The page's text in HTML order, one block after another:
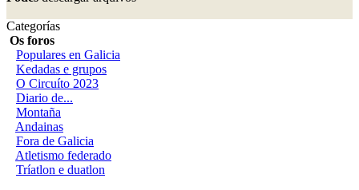
Categorías
Os foros
Populares en Galicia
Kedadas e grupos
O Circuíto 2023
Diario de...
Montaña
Andainas
Fora de Galicia
Atletismo federado
Tríatlon e duatlon